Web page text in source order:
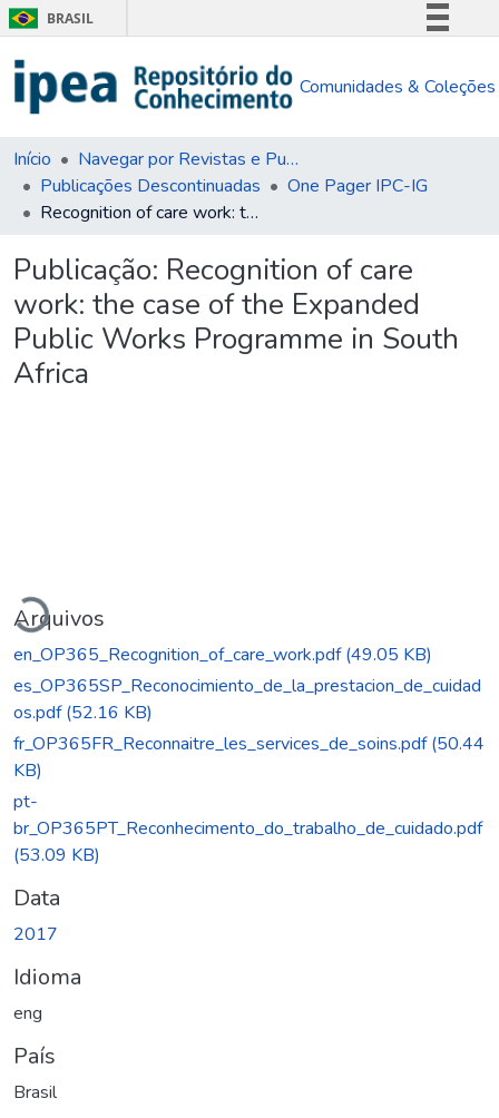
BRASIL
Comunica BR
Legislação
Comunidades & Coleções
Início
Navegar por Revistas e Publicações Seriadas
Publicações Descontinuadas
One Pager IPC-IG
Recognition of care work: the case of the Expanded Public Works Programme in South Africa
Publicação: Recognition of care
work: the case of the Expanded
Public Works Programme in South
Africa
Carregando...
Arquivos
en_OP365_Recognition_of_care_work.pdf(49.05 KB)
es_OP365SP_Reconocimiento_de_la_prestacion_de_cuidad
os.pdf(52.16 KB)
fr_OP365FR_Reconnaitre_les_services_de_soins.pdf(50.44
KB)
pt-
br_OP365PT_Reconhecimento_do_trabalho_de_cuidado.pdf
(53.09 KB)
Data
2017
Idioma
eng
País
Brasil